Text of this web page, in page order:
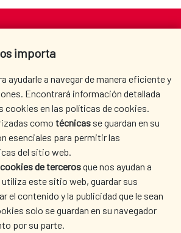
importa
ayudarle a navegar de manera eficiente y
Encontrará información detallada
cookies en las políticas de cookies.
como técnicas se guardan en su
esenciales para permitir las
del sitio web.
cookies de tercerosque nos ayudan a
este sitio web, guardar sus
el contenido y la publicidad que le sean
solo se guardan en su navegador
por su parte.
28040 Madrid
DÓNDE COOPERAMOS
SALA DE PRENSA
BIBLIOTECA